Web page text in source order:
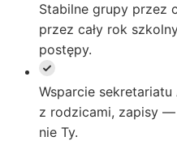
Stabilne grupy przez
przez cały rok
postępy.
Wsparcie sekretariatu
z rodzicami, zapisy —
nie Ty.